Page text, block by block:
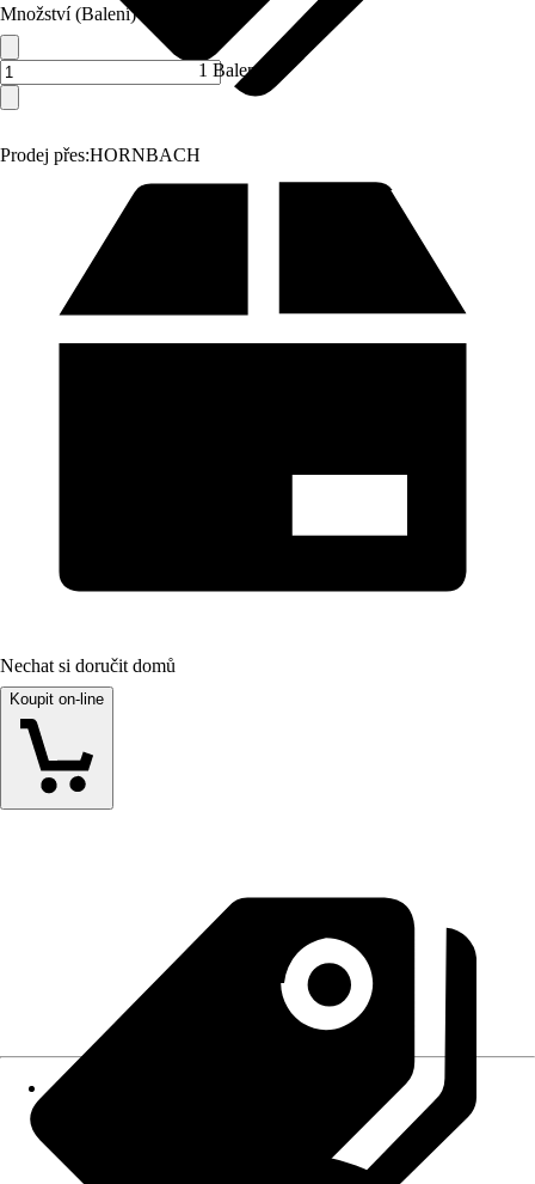
Prodej přes:HORNBACH
Množství (Balení)
1 Balení
Nechat si doručit domů
Koupit on-line